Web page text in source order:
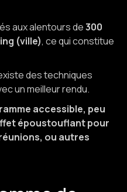
aux alentours de300
(ville), ce qui constitue
des techniques
un meilleur rendu.
accessible, peu
époustouflant pour
ou autres